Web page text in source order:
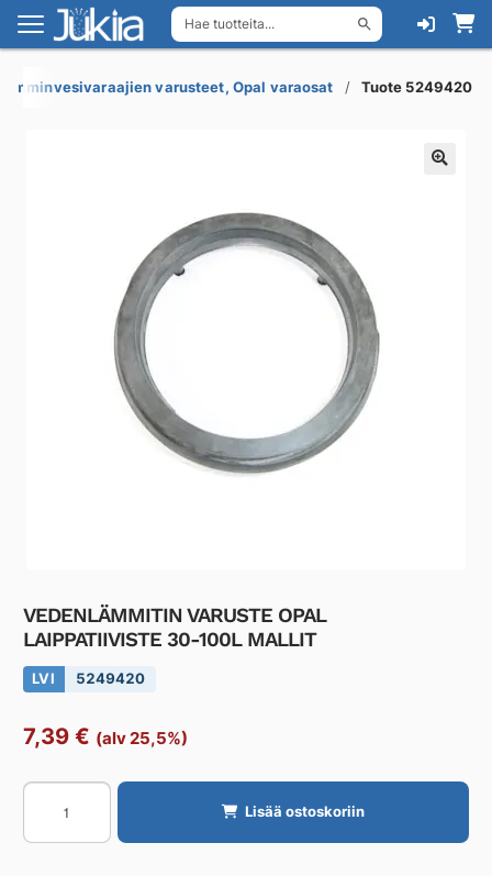
Hae tuotteita...
Siirry
navigointiin
Siirry
sisältöön
varusteet, Opal varaosat Tuote 5249420
VEDENLÄMMITIN VARUSTE OPAL
LAIPPATIIVISTE 30-100L MALLIT
LVI 5249420
7,39 € (alv 25,5%)
VEDENLÄMMITIN
VARUSTE
OPAL
Lisää ostoskoriin